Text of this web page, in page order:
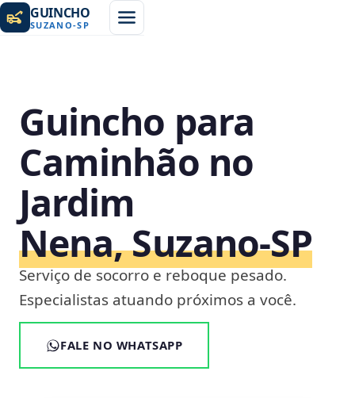
GUINCHO
SUZANO-SP
Guincho para
Caminhão no
Jardim
Nena, Suzano‑SP
Serviço de socorro e reboque pesado.
Especialistas atuando próximos a você.
FALE NO WHATSAPP